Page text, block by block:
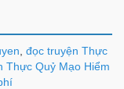
đọc truyện Thực
Thực Quỷ Mạo Hiểm